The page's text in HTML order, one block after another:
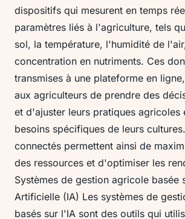
dispositifs qui mesurent en temps
paramètres liés à l'agriculture, tels
sol, la température, l'humidité de
concentration en nutriments. Ces
transmises à une plateforme en
aux agriculteurs de prendre des
et d'ajuster leurs pratiques agricoles
besoins spécifiques de leurs
connectés permettent ainsi de
des ressources et d'optimiser les
Systèmes de gestion agricole basée
Artificielle (IA) Les systèmes de
basés sur l'IA sont des outils qui